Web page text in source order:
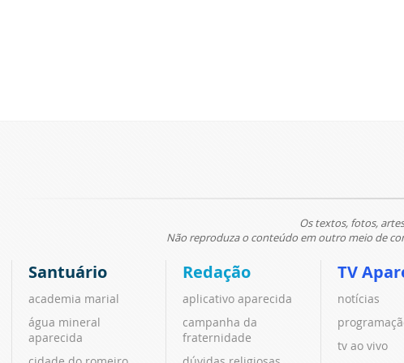
Os textos, fotos,
Não reproduza o conteúdo em outro meio de
Santuário
academia marial
água mineral
aparecida
Redação
aplicativo aparecida
campanha da
fraternidade
TV
notícias
tv ao vivo